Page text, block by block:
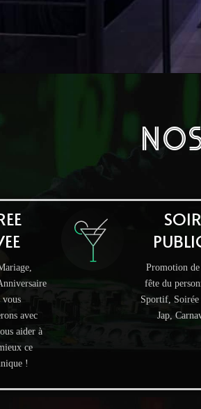
vous
avec
aider à
ce
!
Promotion de
fête du
Sportif, Soirée
Jap,